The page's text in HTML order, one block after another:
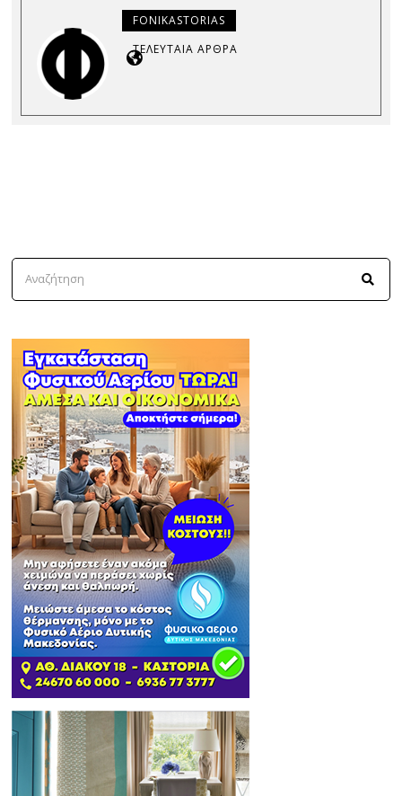
FONIKASTORIAS
ΤΕΛΕΥΤΑΊΑ ΆΡΘΡΑ